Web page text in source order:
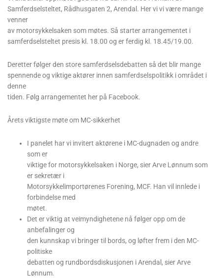
Samferdselsteltet, Rådhusgaten 2, Arendal. Her vi vi være mange
venner
av motorsykkelsaken som møtes. Så starter arrangementet i
samferdselsteltet presis kl. 18.00 og er ferdig kl. 18.45/19.00.
Deretter følger den store samferdselsdebatten så det blir mange
spennende og viktige aktører innen samferdselspolitikk i området i
denne
tiden. Følg arrangementet her på Facebook.
Årets viktigste møte om MC-sikkerhet
I panelet har vi invitert aktørene i MC-dugnaden og andre
som er
viktige for motorsykkelsaken i Norge, sier Arve Lønnum som
er sekretær i
Motorsykkelimportørenes Forening, MCF. Han vil innlede i
forbindelse med
møtet.
Det er viktig at veimyndighetene nå følger opp om de
anbefalinger og
den kunnskap vi bringer til bords, og løfter frem i den MC-
politiske
debatten og rundbordsdiskusjonen i Arendal, sier Arve
Lønnum.